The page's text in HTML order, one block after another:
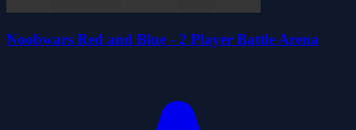
Noobwars Red and Blue - 2 Player Battle Arena